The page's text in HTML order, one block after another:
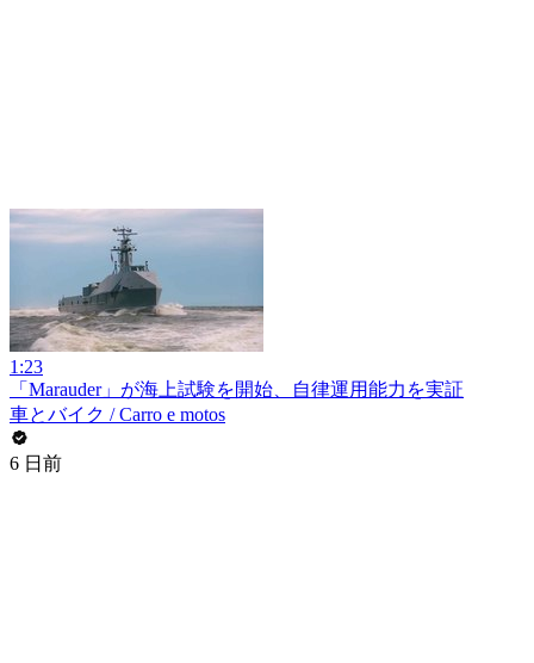
1:23
「Marauder」が海上試験を開始、自律運用能力を実証
車とバイク / Carro e motos
6 日前